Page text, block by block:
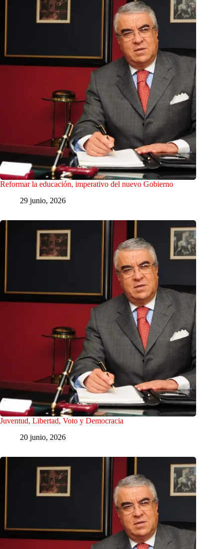
Reformar la educación, imperativo del nuevo Gobierno
29 junio, 2026
Juventud, Libertad, Voto y Democracia
20 junio, 2026